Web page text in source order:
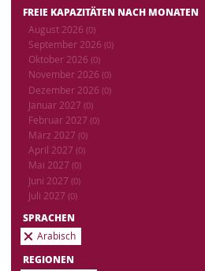
FREIE KAPAZITÄTEN NACH MONATEN
August 2026 (0)
September 2026 (0)
Oktober 2026 (0)
November 2026 (0)
Dezember 2026 (0)
Januar 2027 (0)
Februar 2027 (0)
März 2027 (0)
April 2027 (0)
Mai 2027 (0)
Juni 2027 (0)
Juli 2027 (0)
SPRACHEN
Arabisch
REGIONEN